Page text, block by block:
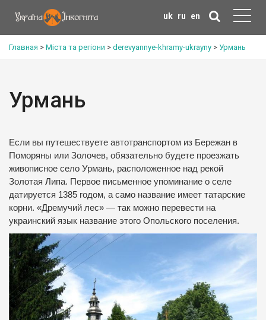
uk ru en
Главная > Міста та регіони > derevyannye-khramy-ukrayny > Урмань
Урмань
Если вы путешествуете автотранспортом из Бережан в
Поморяны или Золочев, обязательно будете проезжать
живописное село Урмань, расположенное над рекой
Золотая Липа. Первое письменное упоминание о селе
датируется 1385 годом, а само название имеет татарские
корни. «Дремучий лес» — так можно перевести на
украинский язык название этого Опольского поселения.